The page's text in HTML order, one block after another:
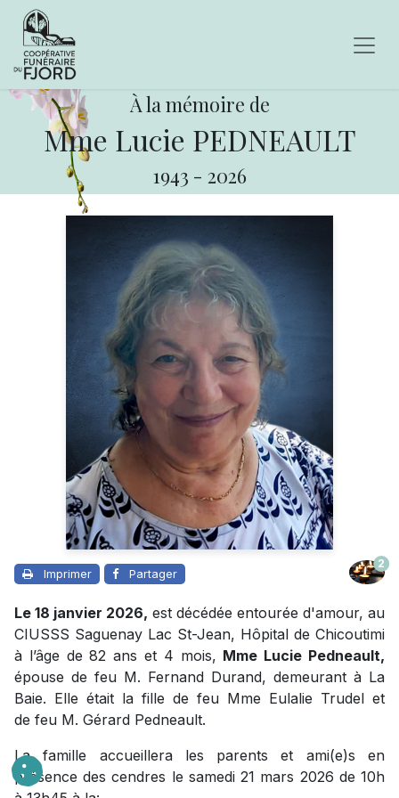
À la mémoire de
Mme Lucie PEDNEAULT
1943 - 2026
Imprimer Partager
2
Le 18 janvier 2026, est décédée entourée d'amour, au
CIUSSS Saguenay Lac St-Jean, Hôpital de Chicoutimi
à l’âge de 82 ans et 4 mois, Mme Lucie Pedneault,
épouse de feu M. Fernand Durand, demeurant à La
Baie. Elle était la fille de feu Mme Eulalie Trudel et
de feu M. Gérard Pedneault.
La famille accueillera les parents et ami(e)s en
présence des cendres le samedi 21 mars 2026 de 10h